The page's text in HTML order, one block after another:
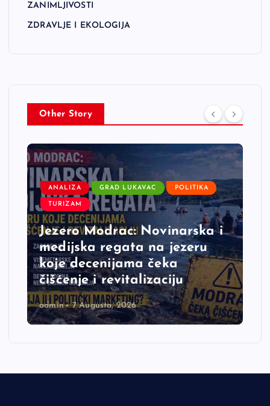
ZANIMLJIVOSTI
ZDRAVLJE I EKOLOGIJA
Other Story
ANALIZA GRAD LUKAVAC POLITIKA
TURIZAM
Jezero Modrac: Novinarska i
medijska regata na jezeru
koje decenijama čeka
čišćenje i revitalizaciju
admin 7 Augusta, 2026